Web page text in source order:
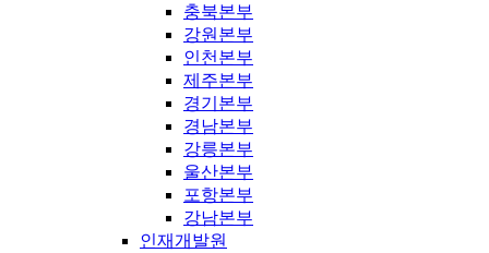
충북본부
강원본부
인천본부
제주본부
경기본부
경남본부
강릉본부
울산본부
포항본부
강남본부
인재개발원